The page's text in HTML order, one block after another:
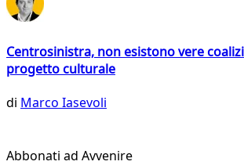
Centrosinistra, non esistono vere
progetto culturale
di Marco Iasevoli
Abbonati ad Avvenire